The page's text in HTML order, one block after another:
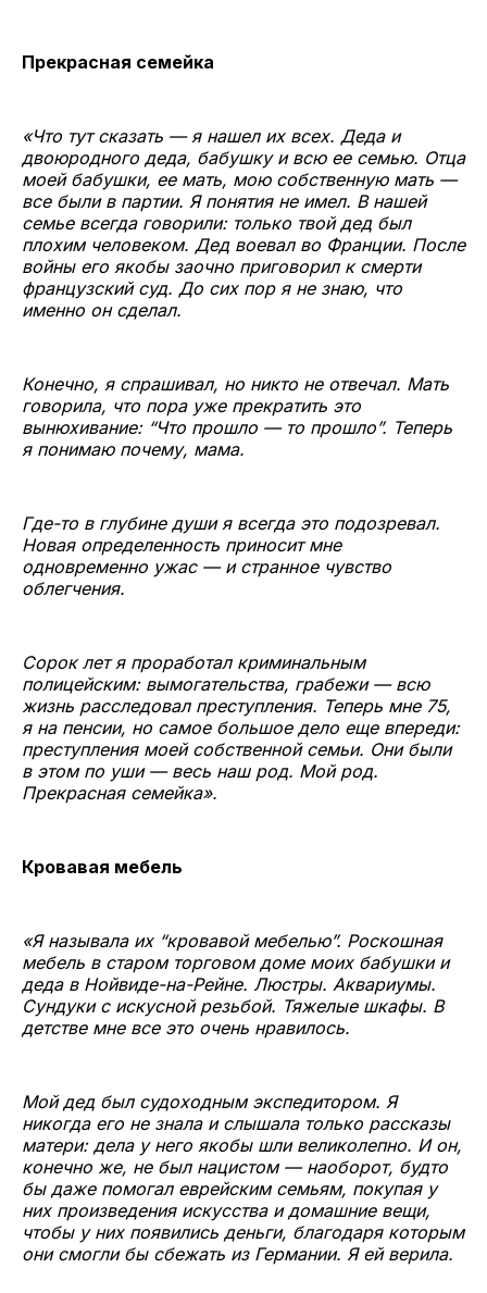
Прекрасная семейка
«Что тут сказать — я нашел их всех. Деда и
двоюродного деда, бабушку и всю ее семью. Отца
моей бабушки, ее мать, мою собственную мать —
все были в партии. Я понятия не имел. В нашей
семье всегда говорили: только твой дед был
плохим человеком. Дед воевал во Франции. После
войны его якобы заочно приговорил к смерти
французский суд. До сих пор я не знаю, что
именно он сделал.
Конечно, я спрашивал, но никто не отвечал. Мать
говорила, что пора уже прекратить это
вынюхивание: “Что прошло — то прошло”. Теперь
я понимаю почему, мама.
Где-то в глубине души я всегда это подозревал.
Новая определенность приносит мне
одновременно ужас — и странное чувство
облегчения.
Сорок лет я проработал криминальным
полицейским: вымогательства, грабежи — всю
жизнь расследовал преступления. Теперь мне 75,
я на пенсии, но самое большое дело еще впереди:
преступления моей собственной семьи. Они были
в этом по уши — весь наш род. Мой род.
Прекрасная семейка».
Кровавая мебель
«Я называла их “кровавой мебелью”. Роскошная
мебель в старом торговом доме моих бабушки и
деда в Нойвиде-на-Рейне. Люстры. Аквариумы.
Сундуки с искусной резьбой. Тяжелые шкафы. В
детстве мне все это очень нравилось.
Мой дед был судоходным экспедитором. Я
никогда его не знала и слышала только рассказы
матери: дела у него якобы шли великолепно. И он,
конечно же, не был нацистом — наоборот, будто
бы даже помогал еврейским семьям, покупая у
них произведения искусства и домашние вещи,
чтобы у них появились деньги, благодаря которым
они смогли бы сбежать из Германии. Я ей верила.